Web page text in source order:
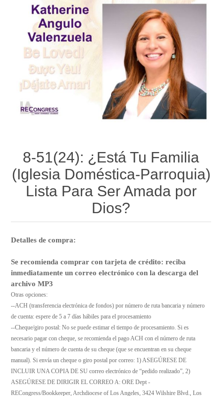
8-51(24): ¿Está Tu Familia
(Iglesia Doméstica-Parroquia)
Lista Para Ser Amada por
Dios?
Detalles de compra:
Se recomienda comprar con tarjeta de crédito: reciba
inmediatamente un correo electrónico con la descarga del
archivo MP3
Otras opciones:
--ACH (transferencia electrónica de fondos) por número de ruta bancaria y número
de cuenta: espere de 5 a 7 días hábiles para el procesamiento
--Cheque/giro postal: No se puede estimar el tiempo de procesamiento. Si es
necesario pagar con cheque, se recomienda el pago ACH con el número de ruta
bancaria y el número de cuenta de su cheque (que se encuentran en su cheque
manual). Si envía un cheque o giro postal por correo: 1) ASEGÚRESE DE
INCLUIR UNA COPIA DE SU correo electrónico de “pedido realizado”, 2)
ASEGÚRESE DE DIRIGIR EL CORREO A: ORE Dept -
RECongress/Bookkeeper, Archdiocese of Los Angeles, 3424 Wilshire Blvd., Los